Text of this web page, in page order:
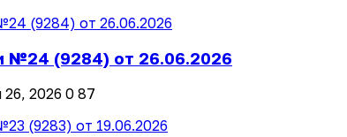
№24 (9284) от 26.06.2026
2026 0 87